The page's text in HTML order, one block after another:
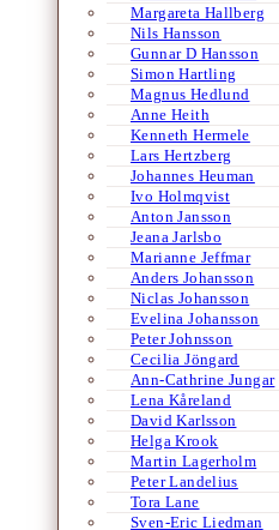
Margareta Hallberg
Nils Hansson
Gunnar D Hansson
Simon Hartling
Magnus Hedlund
Anne Heith
Kenneth Hermele
Lars Hertzberg
Johannes Heuman
Ivo Holmqvist
Anton Jansson
Jeana Jarlsbo
Marianne Jeffmar
Anders Johansson
Niclas Johansson
Evelina Johansson
Peter Johnsson
Cecilia Jöngard
Ann-Cathrine Jungar
Lena Kåreland
David Karlsson
Helga Krook
Martin Lagerholm
Peter Landelius
Tora Lane
Sven-Eric Liedman